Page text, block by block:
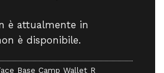
è attualmente in
è disponibile.
Base Camp Wallet R